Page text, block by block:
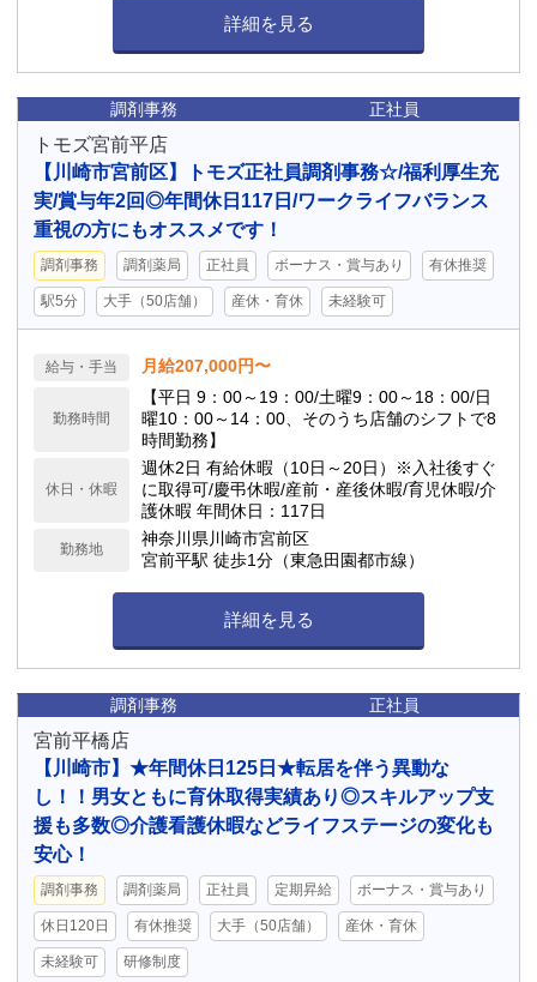
詳細を見る
調剤事務 正社員
トモズ宮前平店
【川崎市宮前区】トモズ正社員調剤事務☆/福利厚生充
実/賞与年2回◎年間休日117日/ワークライフバランス
重視の方にもオススメです！
調剤事務 調剤薬局 正社員 ボーナス・賞与あり 有休推奨
駅5分 大手（50店舗） 産休・育休 未経験可
給与・手当 月給207,000円〜
勤務時間
【平日 9：00～19：00/土曜9：00～18：00/日
曜10：00～14：00、そのうち店舗のシフトで8
時間勤務】
休日・休暇
週休2日 有給休暇（10日～20日）※入社後すぐ
に取得可/慶弔休暇/産前・産後休暇/育児休暇/介
護休暇 年間休日：117日
勤務地
神奈川県川崎市宮前区
宮前平駅 徒歩1分（東急田園都市線）
詳細を見る
調剤事務 正社員
宮前平橋店
【川崎市】★年間休日125日★転居を伴う異動な
し！！男女ともに育休取得実績あり◎スキルアップ支
援も多数◎介護看護休暇などライフステージの変化も
安心！
調剤事務 調剤薬局 正社員 定期昇給 ボーナス・賞与あり
休日120日 有休推奨 大手（50店舗） 産休・育休
未経験可 研修制度